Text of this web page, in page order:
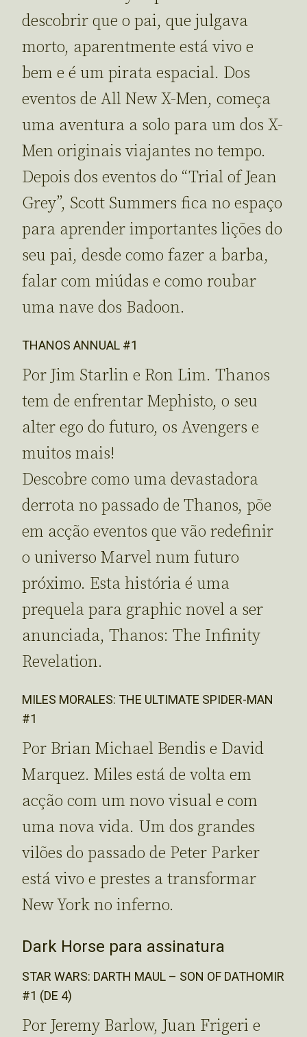
descobrir que o pai, que julgava
morto, aparentmente está vivo e
bem e é um pirata espacial. Dos
eventos de All New X-Men, começa
uma aventura a solo para um dos X-
Men originais viajantes no tempo.
Depois dos eventos do “Trial of Jean
Grey”, Scott Summers fica no espaço
para aprender importantes lições do
seu pai, desde como fazer a barba,
falar com miúdas e como roubar
uma nave dos Badoon.
THANOS ANNUAL #1
Por Jim Starlin e Ron Lim. Thanos
tem de enfrentar Mephisto, o seu
alter ego do futuro, os Avengers e
muitos mais!
Descobre como uma devastadora
derrota no passado de Thanos, põe
em acção eventos que vão redefinir
o universo Marvel num futuro
próximo. Esta história é uma
prequela para graphic novel a ser
anunciada, Thanos: The Infinity
Revelation.
MILES MORALES: THE ULTIMATE SPIDER-MAN
#1
Por Brian Michael Bendis e David
Marquez. Miles está de volta em
acção com um novo visual e com
uma nova vida. Um dos grandes
vilões do passado de Peter Parker
está vivo e prestes a transformar
New York no inferno.
Dark Horse para assinatura
STAR WARS: DARTH MAUL – SON OF DATHOMIR
#1 (DE 4)
Por Jeremy Barlow, Juan Frigeri e